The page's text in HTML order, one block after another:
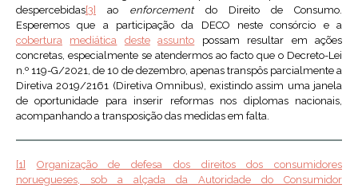
despercebidas[3] ao enforcementdo Direito de Consumo.
Esperemos que a participação da DECO neste consórcio e a
cobertura
mediática deste assunto possam resultar em ações
concretas, especialmente se atendermos ao facto que o Decreto-Lei
n.º 119-G/2021, de 10 de dezembro, apenas transpôs parcialmente a
Diretiva 2019/2161 (Diretiva Omnibus), existindo assim uma janela
de oportunidade para inserir reformas nos diplomas nacionais,
acompanhando a transposição das medidas em falta.
[1]
Organização de defesa dos direitos dos consumidores
noruegueses, sob a alçada da Autoridade do Consumidor